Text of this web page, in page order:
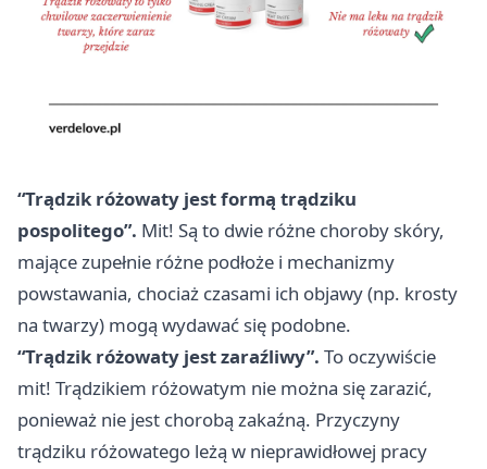
“Trądzik różowaty jest formą trądziku
pospolitego”. Mit! Są to dwie różne choroby skóry,
mające zupełnie różne podłoże i mechanizmy
powstawania, chociaż czasami ich objawy (np. krosty
na twarzy) mogą wydawać się podobne.
“Trądzik różowaty jest zaraźliwy”. To oczywiście
mit! Trądzikiem różowatym nie można się zarazić,
ponieważ nie jest chorobą zakaźną. Przyczyny
trądziku różowatego leżą w nieprawidłowej pracy